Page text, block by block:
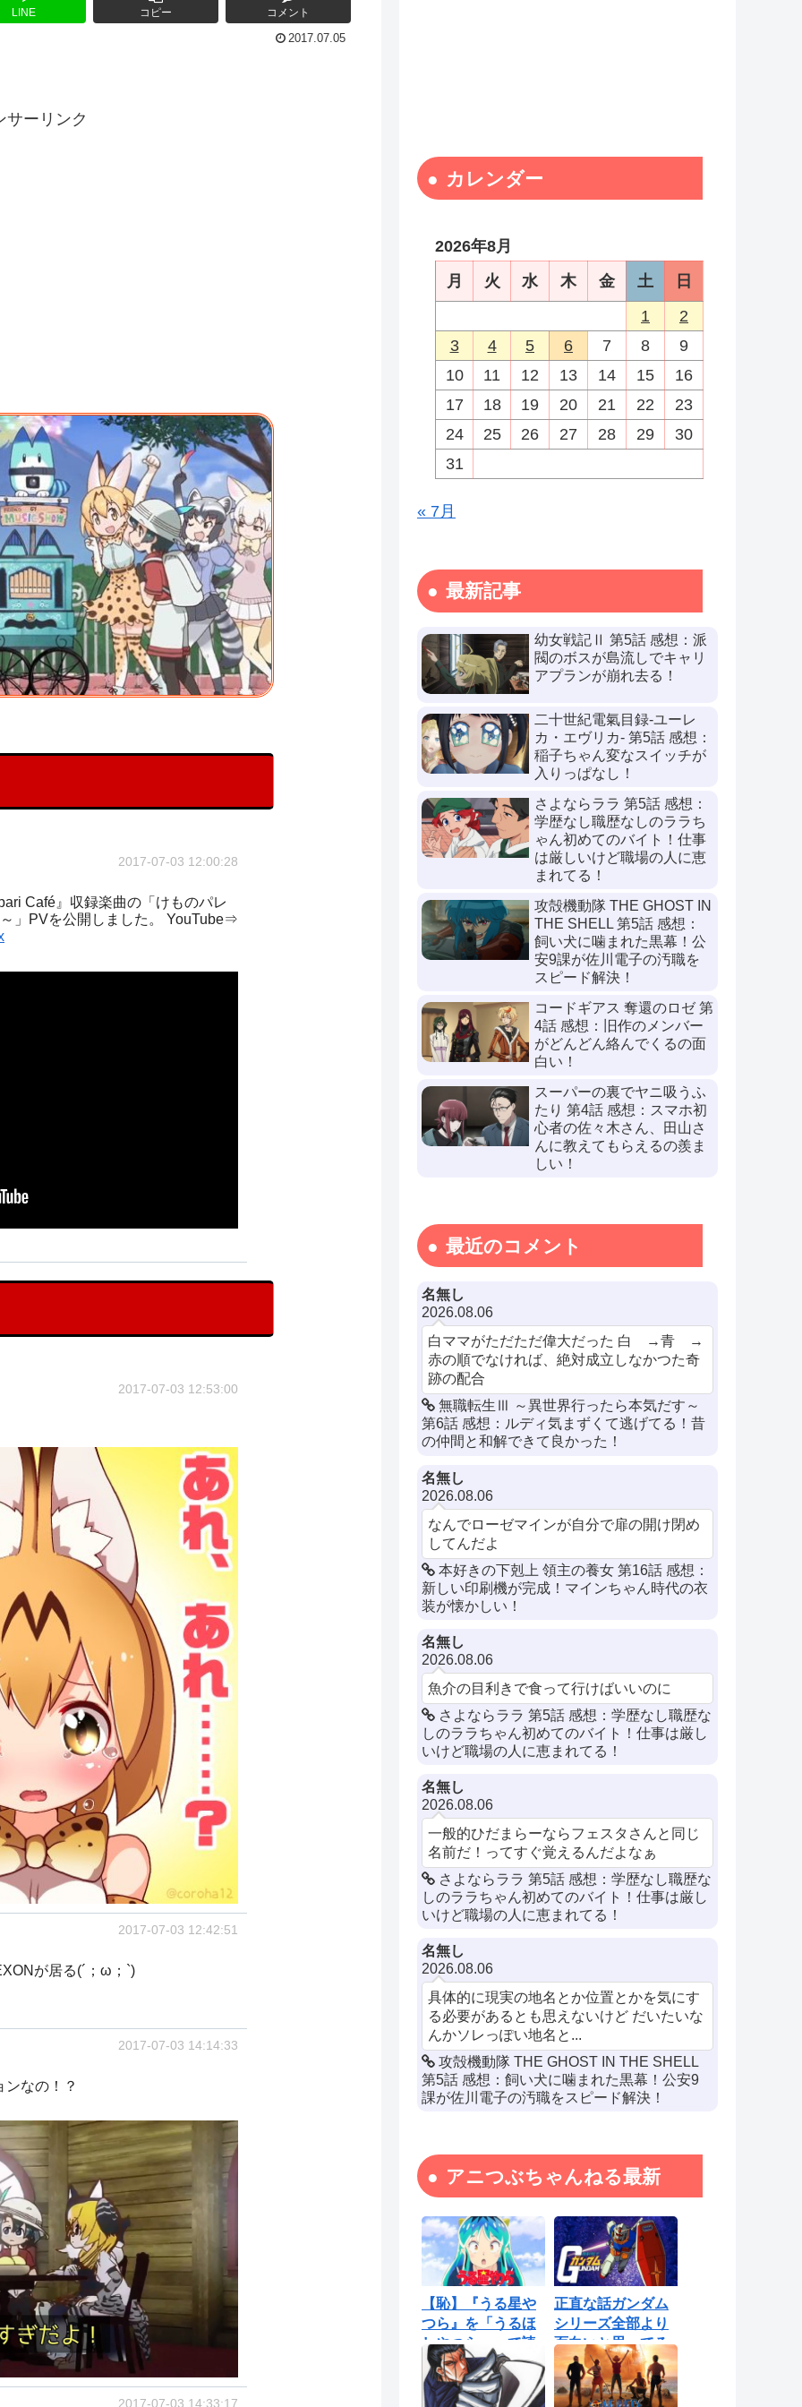
LINE コピー コメント
2017.07.05
サーリンク
2017-07-03 12:00:28
Café』収録楽曲の「けものパレ
」PVを公開しました。 YouTube⇒
2017-07-03 12:53:00
2017-07-03 12:42:51
が居る(´；ω；`)
2017-07-03 14:14:33
なの！？
2017-07-03 14:33:17
カレンダー
2026年8月
月
火 水 木 金 土
日
1
2
3
4 5 6 7 8
9
10
11 12 13 14 15
16
17
18 19 20 21 22
23
24
25 26 27 28 29
30
31
« 7月
最新記事
幼女戦記Ⅱ 第5話 感想：派
閥のボスが島流しでキャリ
アプランが崩れ去る！
二十世紀電氣目録-ユーレ
カ・エヴリカ- 第5話 感想：
稲子ちゃん変なスイッチが
入りっぱなし！
さよならララ 第5話 感想：
学歴なし職歴なしのララち
ゃん初めてのバイト！仕事
は厳しいけど職場の人に恵
まれてる！
攻殻機動隊 THE GHOST IN
THE SHELL 第5話 感想：
飼い犬に噛まれた黒幕！公
安9課が佐川電子の汚職を
スピード解決！
コードギアス 奪還のロゼ 第
4話 感想：旧作のメンバー
がどんどん絡んでくるの面
白い！
スーパーの裏でヤニ吸うふ
たり 第4話 感想：スマホ初
心者の佐々木さん、田山さ
んに教えてもらえるの羨ま
しい！
最近のコメント
名無し
2026.08.06
白ママがただただ偉大だった 白 →青 →
赤の順でなければ、絶対成立しなかつた奇
跡の配合
無職転生Ⅲ ～異世界行ったら本気だす～
第6話 感想：ルディ気まずくて逃げてる！昔
の仲間と和解できて良かった！
名無し
2026.08.06
なんでローゼマインが自分で扉の開け閉め
してんだよ
本好きの下剋上 領主の養女 第16話 感想：
新しい印刷機が完成！マインちゃん時代の衣
装が懐かしい！
名無し
2026.08.06
魚介の目利きで食って行けばいいのに
さよならララ 第5話 感想：学歴なし職歴な
しのララちゃん初めてのバイト！仕事は厳し
いけど職場の人に恵まれてる！
名無し
2026.08.06
一般的ひだまらーならフェスタさんと同じ
名前だ！ってすぐ覚えるんだよなぁ
さよならララ 第5話 感想：学歴なし職歴な
しのララちゃん初めてのバイト！仕事は厳し
いけど職場の人に恵まれてる！
名無し
2026.08.06
具体的に現実の地名とか位置とかを気にす
る必要があるとも思えないけど だいたいな
んかソレっぽい地名と...
攻殻機動隊 THE GHOST IN THE SHELL
第5話 感想：飼い犬に噛まれた黒幕！公安9
課が佐川電子の汚職をスピード解決！
アニつぶちゃんねる最新
【恥】『うる星や
つら』を「うるほ
しやつら」って読
んでたわ…勘...
正直な話ガンダム
シリーズ全部より
面白いと思ってる
ロボットアニ...